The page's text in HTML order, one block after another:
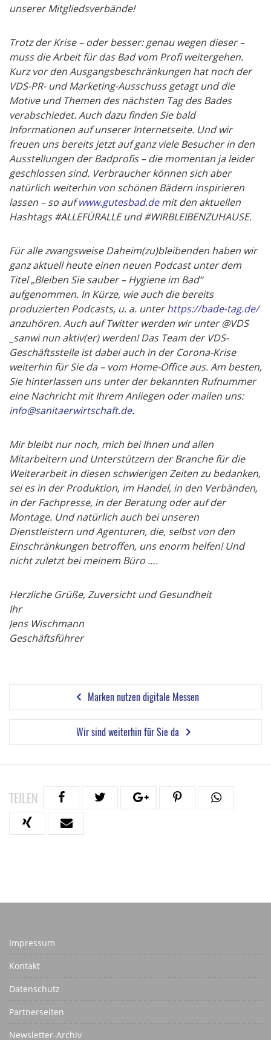
unserer Mitgliedsverbände!
Trotz der Krise – oder besser: genau wegen dieser –
muss die Arbeit für das Bad vom Profi weitergehen.
Kurz vor den Ausgangsbeschränkungen hat noch der
VDS-PR- und Marketing-Ausschuss getagt und die
Motive und Themen des nächsten Tag des Bades
verabschiedet. Auch dazu finden Sie bald
Informationen auf unserer Internetseite. Und wir
freuen uns bereits jetzt auf ganz viele Besucher in den
Ausstellungen der Badprofis – die momentan ja leider
geschlossen sind. Verbraucher können sich aber
natürlich weiterhin von schönen Bädern inspirieren
lassen – so aufwww.gutesbad.demit den aktuellen
Hashtags #ALLEFÜRALLE und #WIRBLEIBENZUHAUSE.
Für alle zwangsweise Daheim(zu)bleibenden haben wir
ganz aktuell heute einen neuen Podcast unter dem
Titel „Bleiben Sie sauber – Hygiene im Bad“
aufgenommen. In Kürze, wie auch die bereits
produzierten Podcasts, u. a. unterhttps://bade-tag.de/
anzuhören. Auch auf Twitter werden wir unter @VDS
_sanwi nun aktiv(er) werden!Das Team der VDS-
Geschäftsstelle ist dabei auch in der Corona-Krise
weiterhin für Sie da – vom Home-Office aus. Am besten,
Sie hinterlassen uns unter der bekannten Rufnummer
eine Nachricht mit Ihrem Anliegen oder mailen uns:
info@sanitaerwirtschaft.de.
Mir bleibt nur noch, mich bei Ihnen und allen
Mitarbeitern und Unterstützern der Branche für die
Weiterarbeit in diesen schwierigen Zeiten zu bedanken,
sei es in der Produktion, im Handel, in den Verbänden,
in der Fachpresse, in der Beratung oder auf der
Montage. Und natürlich auch bei unseren
Dienstleistern und Agenturen, die, selbst von den
Einschränkungen betroffen, uns enorm helfen! Und
nicht zuletzt bei meinem Büro ….
Herzliche Grüße, Zuversicht und Gesundheit
Ihr
Jens Wischmann
Geschäftsführer
Marken nutzen digitale Messen
Wir sind weiterhin für Sie da
TEILEN
Impressum
Kontakt
Datenschutz
Partnerseiten
Newsletter-Archiv